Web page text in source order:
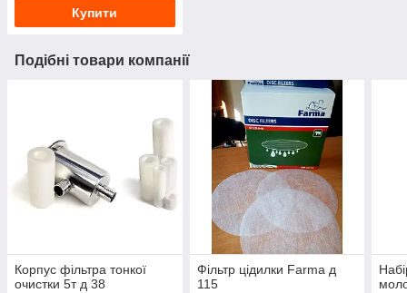
Купити
Подібні товари компанії
Корпус фільтра тонкої
очистки 5т д 38
Фільтр цідилки Farma д
115